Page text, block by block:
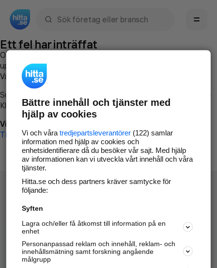
Ett fel har inträffat
Om du vill kan du
uppstod så att vi lättare och snabbare kan avhjälpa det.
Vänligen försök med följande:
Surfa till
Klicka påTillbaka-knappen i webbläsaren och försök igen
Vi beklagar besväret!
Till startsidan
Hitta.se - Gratis nummerupplysning.
Sök företag, personer och platser.
Hitta telefonnummer, adresser, företagsinfo mm.
Bättre innehåll och tjänster med
hjälp av cookies
Vi och våra tredjepartsleverantörer(122) samlar
information med hjälp av cookies och
enhetsidentifierare då du besöker vår sajt. Med hjälp
av informationen kan vi utveckla vårt innehåll och våra
tjänster.
Hitta.se och dess partners kräver samtycke för
följande:
Syften
Lagra och/eller få åtkomst till information på en
enhet
Personanpassad reklam och innehåll, reklam- och
innehållsmätning samt forskning angående
målgrupp